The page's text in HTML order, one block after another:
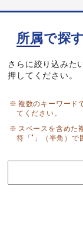
所属で探
さらに絞り込みた
押してください。
複数のキーワード
てください。
スペースを含めた
符「"」（半角）で